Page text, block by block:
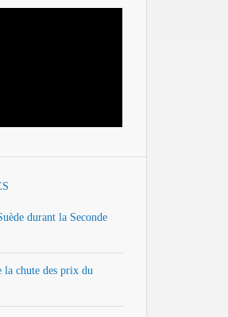
durant la Seconde
la chute des prix du